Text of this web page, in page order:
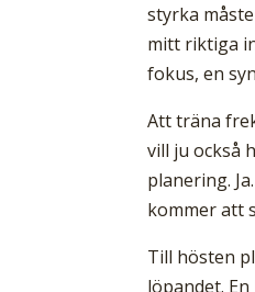
styrka
mitt riktiga
fokus, en
Att träna
vill ju också
planering.
kommer att
Till hösten
löpandet.